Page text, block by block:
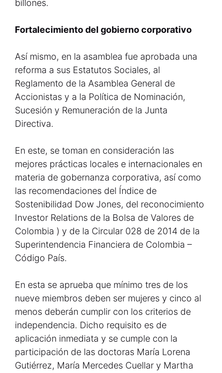
billones.
Fortalecimiento del gobierno corporativo
Así mismo, en la asamblea fue aprobada una
reforma a sus Estatutos Sociales, al
Reglamento de la Asamblea General de
Accionistas y a la Política de Nominación,
Sucesión y Remuneración de la Junta
Directiva.
En este, se toman en consideración las
mejores prácticas locales e internacionales en
materia de gobernanza corporativa, así como
las recomendaciones del Índice de
Sostenibilidad Dow Jones, del reconocimiento
Investor Relations de la Bolsa de Valores de
Colombia ) y de la Circular 028 de 2014 de la
Superintendencia Financiera de Colombia –
Código País.
En esta se aprueba que mínimo tres de los
nueve miembros deben ser mujeres y cinco al
menos deberán cumplir con los criterios de
independencia. Dicho requisito es de
aplicación inmediata y se cumple con la
participación de las doctoras María Lorena
Gutiérrez, María Mercedes Cuellar y Martha